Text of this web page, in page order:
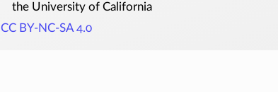
the University of California
CC BY-NC-SA 4.0